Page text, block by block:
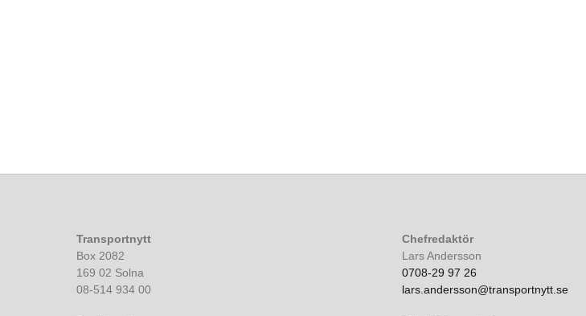
Transportnytt
Box 2082
169 02 Solna
08-514 934 00
Chefredaktör
Lars Andersson
0708-29 97 26
lars.andersson@transportnytt.se